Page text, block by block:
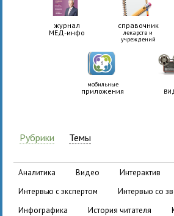
журнал
МЕД-инфо
справочник
лекарств и
учреждений
мобильные
приложения
Рубрики Темы
аналитика видео
интерактив
интервью с экспертом
интервью со
инфографика
история читателя